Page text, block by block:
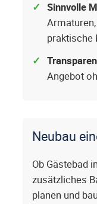
Sinnvolle
praktische
Angebot
Neubau
Ob Gästebad
zusätzliches
planen und